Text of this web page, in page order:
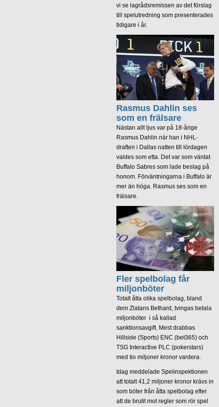
vi se lagrådsremissen av det förslag
till spelutredning som presenterades
tidigare i år.
Rasmus Dahlin ses
som en frälsare
Nästan allt ljus var på 18-årige
Rasmus Dahlin när han i NHL-
draften i Dallas natten till lördagen
valdes som etta. Det var som väntat
Buffalo Sabres som lade beslag på
honom. Förväntningarna i Buffalo är
mer än höga. Rasmus ses som en
frälsare.
Fler spelbolag får
miljonböter
Totalt åtta olika spelbolag, bland
dem Zlatans Bethard, tvingas betala
miljonböter i så kallad
sanktionsavgift. Mest drabbas
Hillside (Sports) ENC (bet365) och
TSG Interactive PLC (pokerstars)
med tio miljoner kronor vardera.
Idag meddelade Spelinspektionen
att totalt 41,2 miljoner kronor krävs in
som böter från åtta spelbolag efter
att de brutit mot regler som rör spel